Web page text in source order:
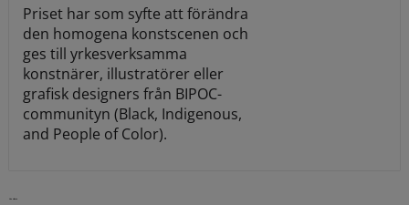
Priset har som syfte att förändra
den homogena konstscenen och
ges till yrkesverksamma
konstnärer, illustratörer eller
grafisk designers från BIPOC-
communityn (Black, Indigenous,
and People of Color).